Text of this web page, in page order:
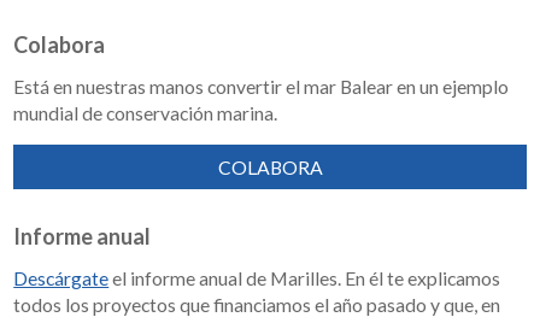
Colabora
Está en nuestras manos convertir el mar Balear en un ejemplo
mundial de conservación marina.
COLABORA
Informe anual
Descárgateel informe anual de Marilles. En él te explicamos
todos los proyectos que financiamos el año pasado y que, en